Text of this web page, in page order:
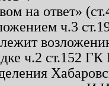
на ответ»
ч.3
ч.2 ст.152